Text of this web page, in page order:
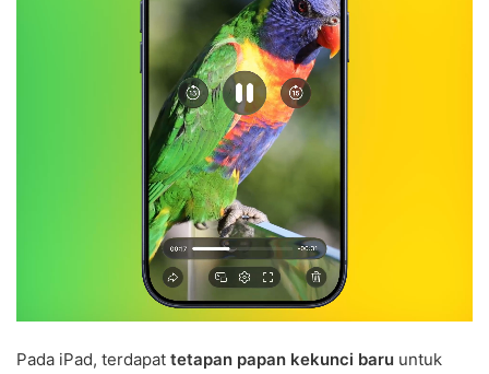
Pada iPad, terdapat tetapan papan kekunci baru untuk